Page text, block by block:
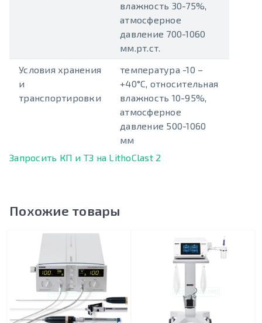
влажность 30-75%,
атмосферное
давление 700-1060
мм.рт.ст.
Условия хранения
и
транспортировки
температура -10 –
+40°С, относительная
влажность 10-95%,
атмосферное
давление 500-1060
мм
Запросить КП и ТЗ на LithoClast 2
Похожие товары